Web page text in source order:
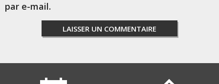
par e-mail.